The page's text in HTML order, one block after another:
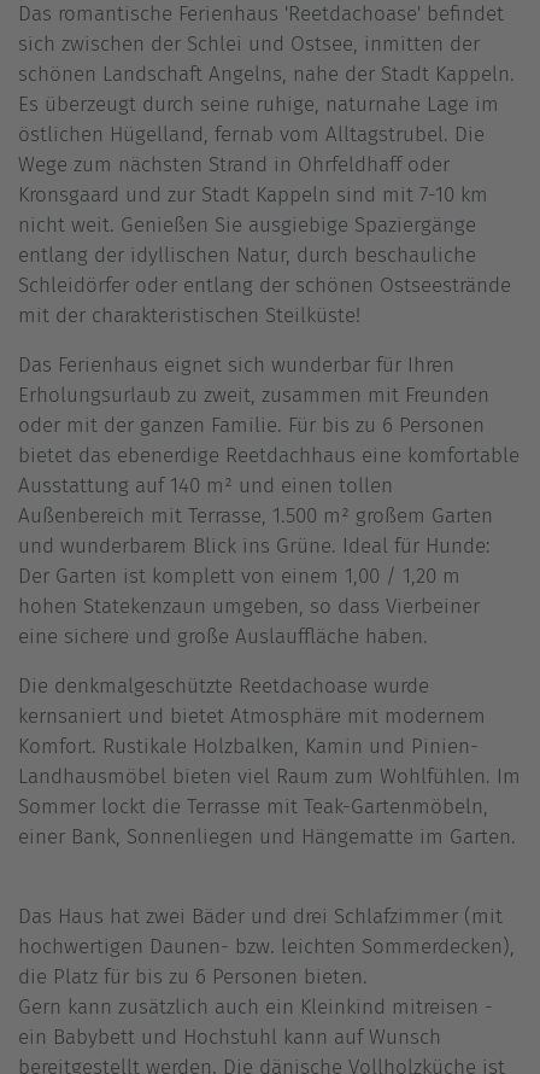
Das romantische Ferienhaus 'Reetdachoase' befindet
sich zwischen der Schlei und Ostsee, inmitten der
schönen Landschaft Angelns, nahe der Stadt Kappeln.
Es überzeugt durch seine ruhige, naturnahe Lage im
östlichen Hügelland, fernab vom Alltagstrubel. Die
Wege zum nächsten Strand in Ohrfeldhaff oder
Kronsgaard und zur Stadt Kappeln sind mit 7-10 km
nicht weit. Genießen Sie ausgiebige Spaziergänge
entlang der idyllischen Natur, durch beschauliche
Schleidörfer oder entlang der schönen Ostseestrände
mit der charakteristischen Steilküste!
Das Ferienhaus eignet sich wunderbar für Ihren
Erholungsurlaub zu zweit, zusammen mit Freunden
oder mit der ganzen Familie. Für bis zu 6 Personen
bietet das ebenerdige Reetdachhaus eine komfortable
Ausstattung auf 140 m² und einen tollen
Außenbereich mit Terrasse, 1.500 m² großem Garten
und wunderbarem Blick ins Grüne. Ideal für Hunde:
Der Garten ist komplett von einem 1,00 / 1,20 m
hohen Statekenzaun umgeben, so dass Vierbeiner
eine sichere und große Auslauffläche haben.
Die denkmalgeschützte Reetdachoase wurde
kernsaniert und bietet Atmosphäre mit modernem
Komfort. Rustikale Holzbalken, Kamin und Pinien-
Landhausmöbel bieten viel Raum zum Wohlfühlen. Im
Sommer lockt die Terrasse mit Teak-Gartenmöbeln,
einer Bank, Sonnenliegen und Hängematte im Garten.
Das Haus hat zwei Bäder und drei Schlafzimmer (mit
hochwertigen Daunen- bzw. leichten Sommerdecken),
die Platz für bis zu 6 Personen bieten.
Gern kann zusätzlich auch ein Kleinkind mitreisen -
ein Babybett und Hochstuhl kann auf Wunsch
bereitgestellt werden. Die dänische Vollholzküche ist